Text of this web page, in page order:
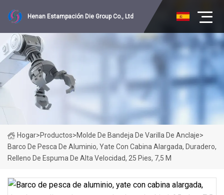
Henan Estampación Die Group Co., Ltd
Hogar>Productos>Molde De Bandeja De Varilla De Anclaje>
Barco De Pesca De Aluminio, Yate Con Cabina Alargada, Duradero,
Relleno De Espuma De Alta Velocidad, 25 Pies, 7,5 M